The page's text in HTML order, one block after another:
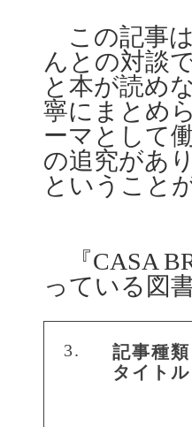
この記事
んとの対談
と本が読め
寧にまとめ
ーマとして
の追究があ
ということ
『CASA
っている図
3.
記事種類
タイトル